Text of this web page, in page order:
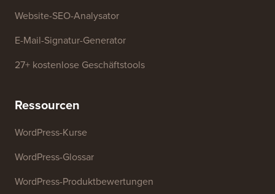
Website-SEO-Analysator
E-Mail-Signatur-Generator
27+ kostenlose Geschäftstools
Ressourcen
WordPress-Kurse
WordPress-Glossar
WordPress-Produktbewertungen